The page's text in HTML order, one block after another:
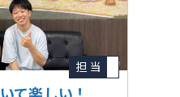
担 当